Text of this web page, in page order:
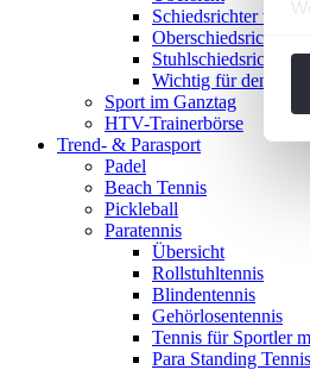
Schiedsrichter
Oberschiedsrichter
Stuhlschiedsrichter
Wichtig für den
Sport im Ganztag
HTV-Trainerbörse
Trend- & Parasport
Padel
Beach Tennis
Pickleball
Paratennis
Übersicht
Rollstuhltennis
Blindentennis
Gehörlosentennis
Tennis für Sportler
Para Standing Tennis